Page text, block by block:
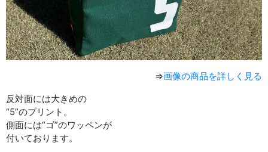
⇒画像の商品を詳しく見る
反対面には大きめの
“5”のプリント。
側面には“ゴ”のワッペンが
付いております。